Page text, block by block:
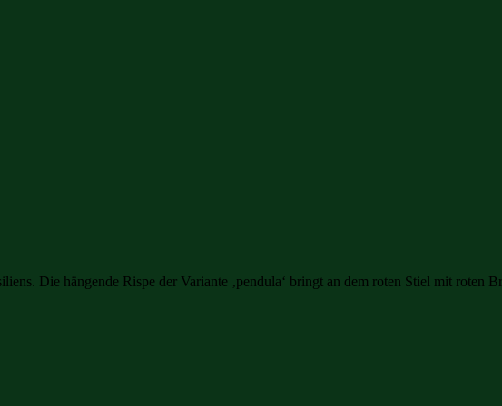
Die hängende Rispe der Variante ‚pendula‘ bringt an dem roten Stiel mit roten